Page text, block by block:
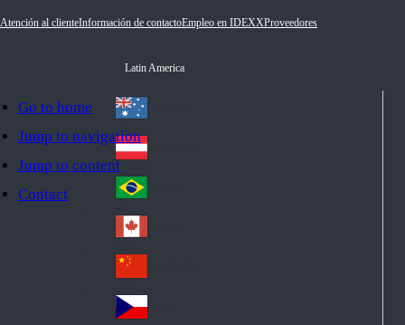
Go to home
Jump to navigation
Jump to content
Contact
Atención al clienteInformación de contactoEmpleo en IDEXXProveedores
Latin America
Au
str
ali
a
Au
stri
a
Br
azi
l
Ca
na
da
Ch
ina